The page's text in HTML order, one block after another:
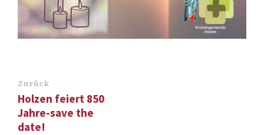
Zurück
Holzen feiert 850
Jahre-save the
date!